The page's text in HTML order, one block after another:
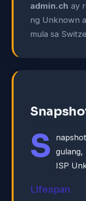
admin.ch ay
ng Unknown
mula sa
S gulang,
ISP
Lifespan